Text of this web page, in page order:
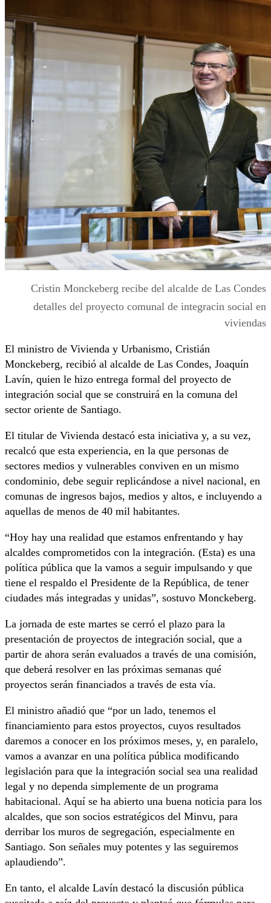
Cristin Monckeberg recibe del alcalde de Las Condes
detalles del proyecto comunal de integracin social en
viviendas
El ministro de Vivienda y Urbanismo, Cristián
Monckeberg, recibió al alcalde de Las Condes, Joaquín
Lavín, quien le hizo entrega formal del proyecto de
integración social que se construirá en la comuna del
sector oriente de Santiago.
El titular de Vivienda destacó esta iniciativa y, a su vez,
recalcó que esta experiencia, en la que personas de
sectores medios y vulnerables conviven en un mismo
condominio, debe seguir replicándose a nivel nacional, en
comunas de ingresos bajos, medios y altos, e incluyendo a
aquellas de menos de 40 mil habitantes.
“Hoy hay una realidad que estamos enfrentando y hay
alcaldes comprometidos con la integración. (Esta) es una
política pública que la vamos a seguir impulsando y que
tiene el respaldo el Presidente de la República, de tener
ciudades más integradas y unidas”, sostuvo Monckeberg.
La jornada de este martes se cerró el plazo para la
presentación de proyectos de integración social, que a
partir de ahora serán evaluados a través de una comisión,
que deberá resolver en las próximas semanas qué
proyectos serán financiados a través de esta vía.
El ministro añadió que “por un lado, tenemos el
financiamiento para estos proyectos, cuyos resultados
daremos a conocer en los próximos meses, y, en paralelo,
vamos a avanzar en una política pública modificando
legislación para que la integración social sea una realidad
legal y no dependa simplemente de un programa
habitacional. Aquí se ha abierto una buena noticia para los
alcaldes, que son socios estratégicos del Minvu, para
derribar los muros de segregación, especialmente en
Santiago. Son señales muy potentes y las seguiremos
aplaudiendo”.
En tanto, el alcalde Lavín destacó la discusión pública